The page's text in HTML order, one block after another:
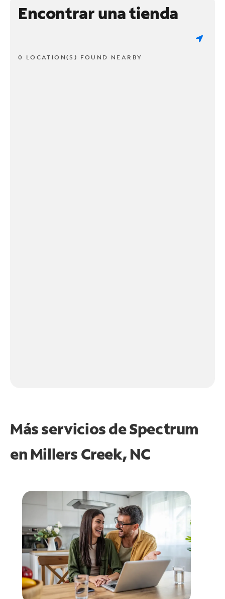
Encontrar una tienda
0 LOCATION(S) FOUND NEARBY
Más servicios de Spectrum
enMillers Creek, NC